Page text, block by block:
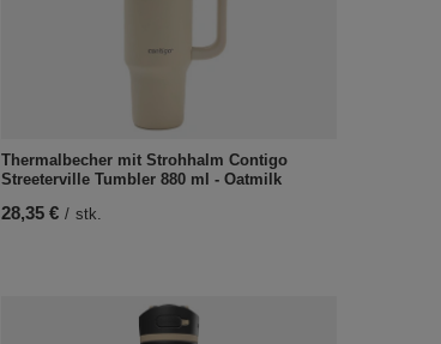
Thermalbecher mit Strohhalm Contigo
Streeterville Tumbler 880 ml - Oatmilk
28,35 € / stk.